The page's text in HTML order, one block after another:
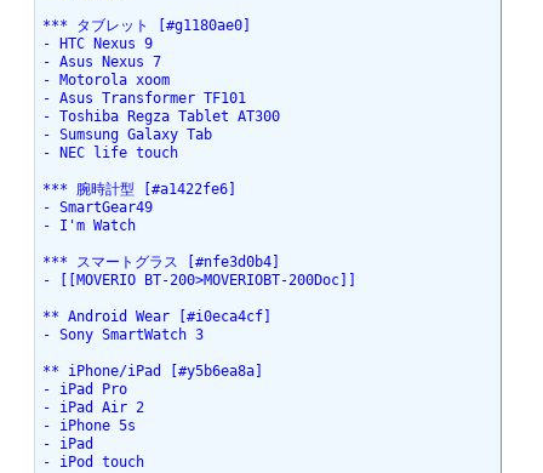
*** タブレット [#g1180ae0]
- HTC Nexus 9
- Asus Nexus 7
- Motorola xoom
- Asus Transformer TF101
- Toshiba Regza Tablet AT300
- Sumsung Galaxy Tab
- NEC life touch
*** 腕時計型 [#a1422fe6]
- SmartGear49
- I'm Watch
*** スマートグラス [#nfe3d0b4]
- [[MOVERIO BT-200>MOVERIOBT-200Doc]]
** Android Wear [#i0eca4cf]
- Sony SmartWatch 3
** iPhone/iPad [#y5b6ea8a]
- iPad Pro
- iPad Air 2
- iPhone 5s
- iPad
- iPod touch